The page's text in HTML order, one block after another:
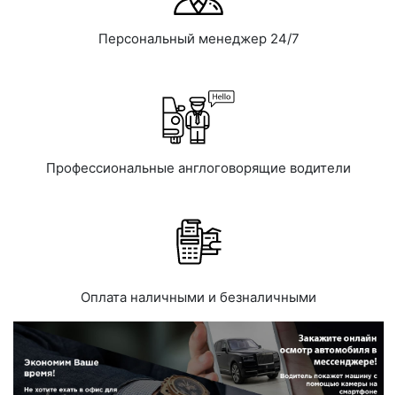
Персональный менеджер 24/7
Профессиональные англоговорящие водители
Оплата наличными и безналичными